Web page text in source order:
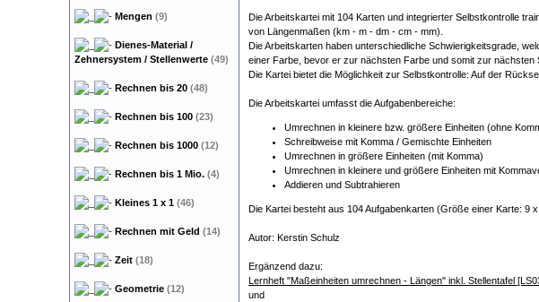
Die Arbeitskartei mit 104 Karten und integrierter Selbstkontrolle
von Längenmaßen (km - m - dm - cm - mm).
Die Arbeitskarten haben unterschiedliche Schwierigkeitsgrade,
einer Farbe, bevor er zur nächsten Farbe und somit zur nächsten
Die Kartei bietet die Möglichkeit zur Selbstkontrolle: Auf der
Die Arbeitskartei umfasst die Aufgabenbereiche:
Umrechnen in kleinere bzw. größere Einheiten (ohne
Schreibweise mit Komma / Gemischte Einheiten
Umrechnen in größere Einheiten (mit Komma)
Umrechnen in kleinere und größere Einheiten mit
Addieren und Subtrahieren
Die Kartei besteht aus 104 Aufgabenkarten (Größe einer Karte: 9
Autor: Kerstin Schulz
Ergänzend dazu:
Lernheft "Maßeinheiten umrechnen - Längen" inkl. Stellentafel
und
Mengen (9)
Dienes-Material /
Zehnersystem / Stellenwerte (49)
Rechnen bis 20 (48)
Rechnen bis 100 (23)
Rechnen bis 1000 (12)
Rechnen bis 1 Mio. (4)
Kleines 1 x 1 (46)
Rechnen mit Geld (14)
Zeit (18)
Geometrie (12)